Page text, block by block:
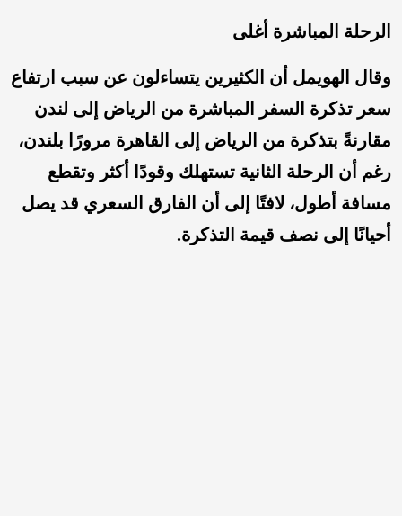
الرحلة المباشرة أغلى
وقال الهويمل أن الكثيرين يتساءلون عن سبب ارتفاع
سعر تذكرة السفر المباشرة من الرياض إلى لندن
مقارنةً بتذكرة من الرياض إلى القاهرة مرورًا بلندن،
رغم أن الرحلة الثانية تستهلك وقودًا أكثر وتقطع
مسافة أطول، لافتًا إلى أن الفارق السعري قد يصل
أحيانًا إلى نصف قيمة التذكرة.